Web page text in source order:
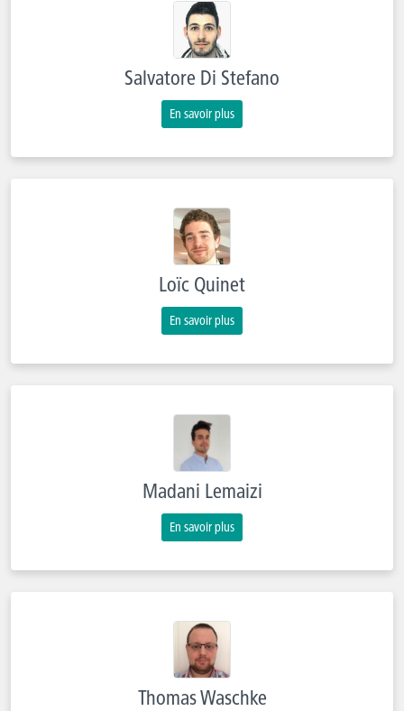
Salvatore Di Stefano
En savoir plus
Loïc Quinet
En savoir plus
Madani Lemaizi
En savoir plus
Thomas Waschke